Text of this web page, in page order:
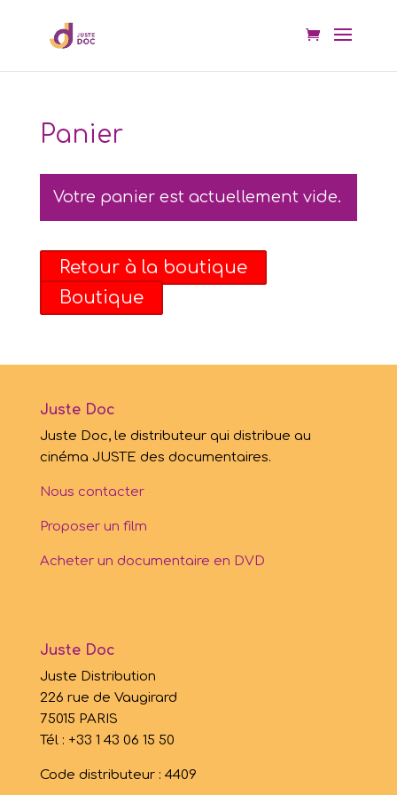
Panier
Votre panier est actuellement vide.
Retour à la boutique
Boutique
Juste Doc
Juste Doc, le distributeur qui distribue au
cinéma JUSTE des documentaires.
Nous contacter
Proposer un film
Acheter un documentaire en DVD
Juste Doc
Juste Distribution
226 rue de Vaugirard
75015 PARIS
Tél : +33 1 43 06 15 50
Code distributeur : 4409